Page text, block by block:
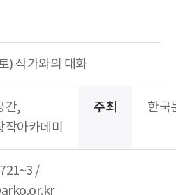
) 작가와의 대화
간,
아카데미
주최 한국
/